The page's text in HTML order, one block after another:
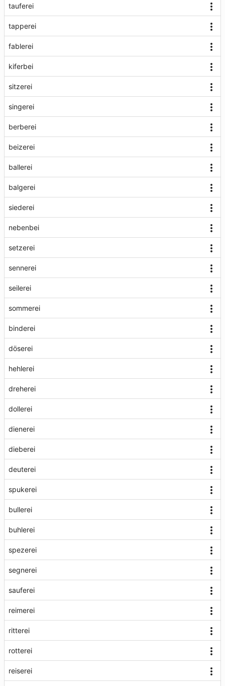
tauferei
tapperei
fablerei
kiferbei
sitzerei
singerei
berberei
beizerei
ballerei
balgerei
siederei
nebenbei
setzerei
sennerei
seilerei
sommerei
binderei
döserei
hehlerei
dreherei
dollerei
dienerei
dieberei
deuterei
spukerei
bullerei
buhlerei
spezerei
segnerei
sauferei
reimerei
ritterei
rotterei
reiserei